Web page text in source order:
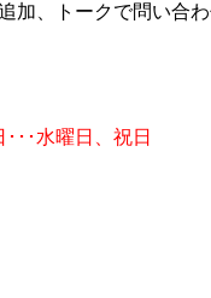
、トークで問い合わ
･･水曜日、祝日